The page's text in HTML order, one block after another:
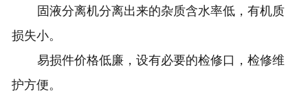
固液分离机分离出来的杂质含水率低，有机质
损失小。
易损件价格低廉，设有必要的检修口，检修维
护方便。